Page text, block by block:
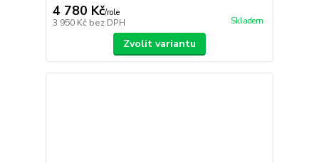
4 780 Kč/role
3 950 Kč bez DPH Skladem
Zvolit variantu